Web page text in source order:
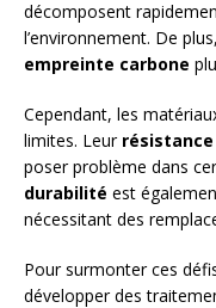
décomposent
l’environnement. De
empreinte carbone
Cependant, les
limites. Leur résistance
poser problème dans
durabilité est
nécessitant des
Pour surmonter ces
développer des